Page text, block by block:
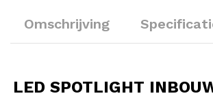
Omschrijving
LED SPOTLIGHT